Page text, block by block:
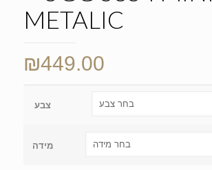
METALIC
₪449.00
צבע
מידה